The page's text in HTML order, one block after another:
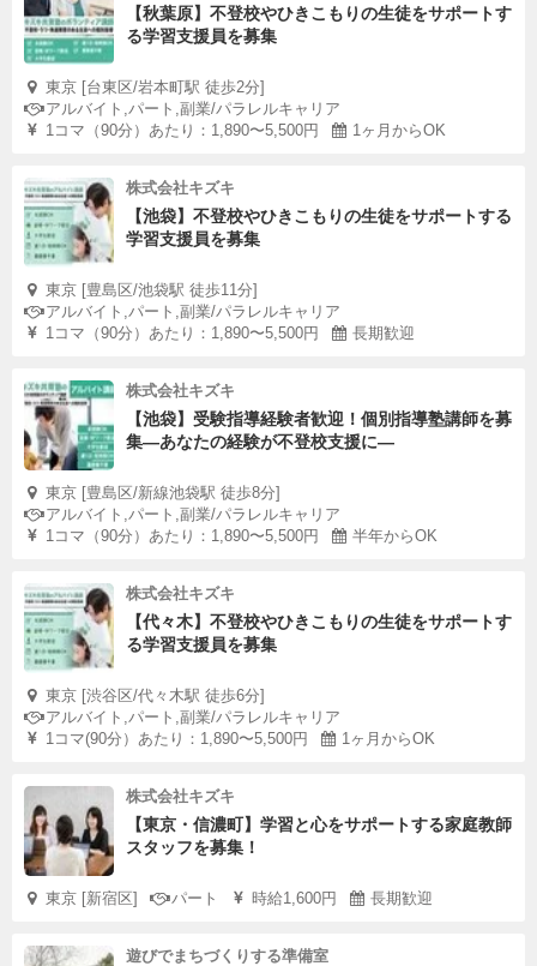
【秋葉原】不登校やひきこもりの生徒をサポートす
る学習支援員を募集
東京 [台東区/岩本町駅 徒歩2分]
アルバイト,パート,副業/パラレルキャリア
1コマ（90分）あたり：1,890〜5,500円
1ヶ月からOK
株式会社キズキ
【池袋】不登校やひきこもりの生徒をサポートする
学習支援員を募集
東京 [豊島区/池袋駅 徒歩11分]
アルバイト,パート,副業/パラレルキャリア
1コマ（90分）あたり：1,890〜5,500円
長期歓迎
株式会社キズキ
【池袋】受験指導経験者歓迎！個別指導塾講師を募
集—あなたの経験が不登校支援に―
東京 [豊島区/新線池袋駅 徒歩8分]
アルバイト,パート,副業/パラレルキャリア
1コマ（90分）あたり：1,890〜5,500円
半年からOK
株式会社キズキ
【代々木】不登校やひきこもりの生徒をサポートす
る学習支援員を募集
東京 [渋谷区/代々木駅 徒歩6分]
アルバイト,パート,副業/パラレルキャリア
1コマ(90分）あたり：1,890〜5,500円
1ヶ月からOK
株式会社キズキ
【東京・信濃町】学習と心をサポートする家庭教師
スタッフを募集！
東京 [新宿区] パート 時給1,600円 長期歓迎
遊びでまちづくりする準備室